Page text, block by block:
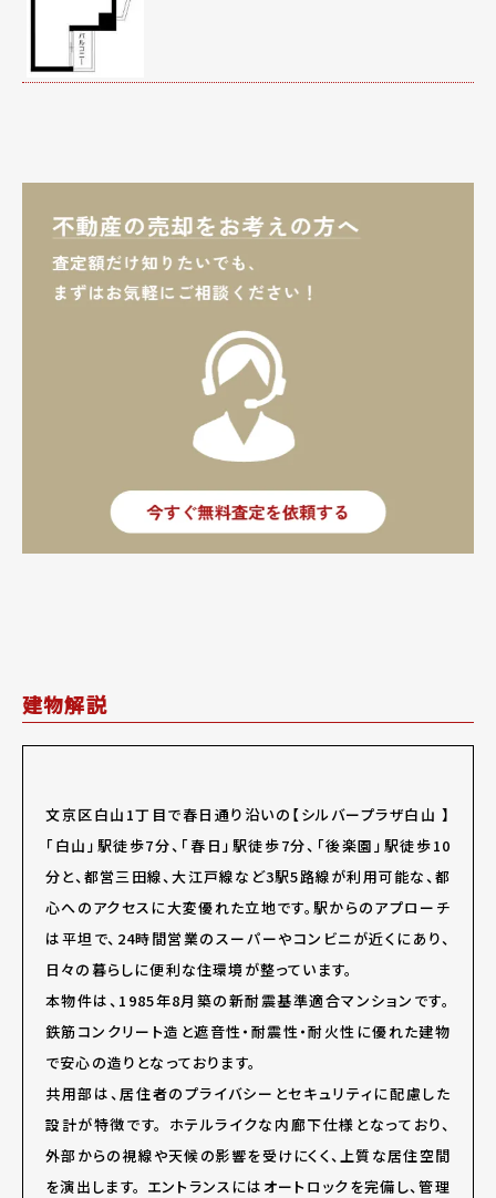
建物解説
文京区白山1丁目で春日通り沿いの【シルバープラザ白山 】
「白山」駅徒歩7分、「春日」駅徒歩7分、「後楽園」駅徒歩10
分と、都営三田線、大江戸線など3駅5路線が利用可能な、都
心へのアクセスに大変優れた立地です。駅からのアプローチ
は平坦で、24時間営業のスーパーやコンビニが近くにあり、
日々の暮らしに便利な住環境が整っています。
本物件は、1985年8月築の新耐震基準適合マンションです。
鉄筋コンクリート造と遮音性・耐震性・耐火性に優れた建物
で安心の造りとなっております。
共用部は、居住者のプライバシーとセキュリティに配慮した
設計が特徴です。 ホテルライクな内廊下仕様となっており、
外部からの視線や天候の影響を受けにくく、上質な居住空間
を演出します。 エントランスにはオートロックを完備し、管理